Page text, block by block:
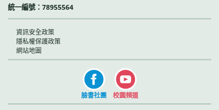
統一編號：78955564
資訊安全政策
隱私權保護政策
網站地圖
臉書社團 校園頻道